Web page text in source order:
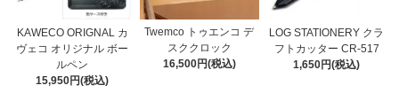
KAWECO ORIGNAL カ
ヴェコ オリジナル ボー
ルペン
15,950円(税込)
Twemco トゥエンコ デ
スククロック
16,500円(税込)
LOG STATIONERY クラ
フトカッター CR-517
1,650円(税込)